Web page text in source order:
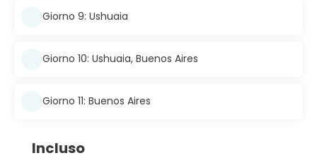
Giorno 9: Ushuaia
Giorno 10: Ushuaia, Buenos Aires
Giorno 11: Buenos Aires
Incluso